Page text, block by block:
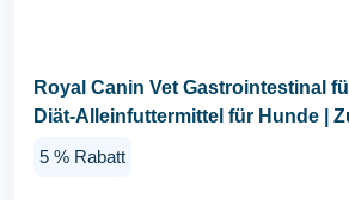
Royal Canin Vet Gastrointestinal
Diät-Alleinfuttermittel für Hunde |
5 % Rabatt